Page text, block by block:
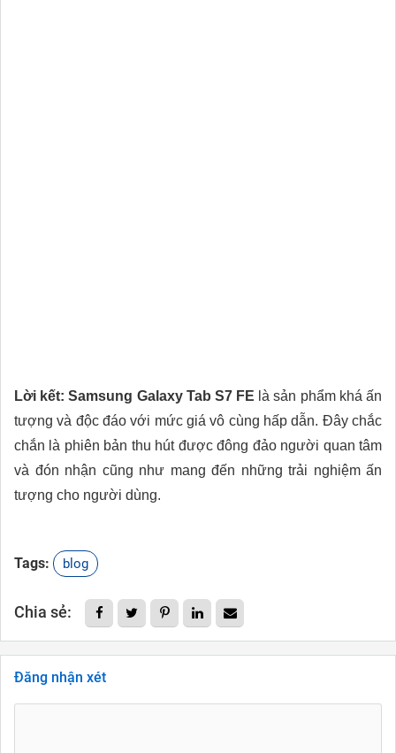
Lời kết:Samsung Galaxy Tab S7 FE là sản phẩm khá ấn
tượng và độc đáo với mức giá vô cùng hấp dẫn. Đây chắc
chắn là phiên bản thu hút được đông đảo người quan tâm
và đón nhận cũng như mang đến những trải nghiệm ấn
tượng cho người dùng.
Tags: blog
Chia sẻ:
Đăng nhận xét